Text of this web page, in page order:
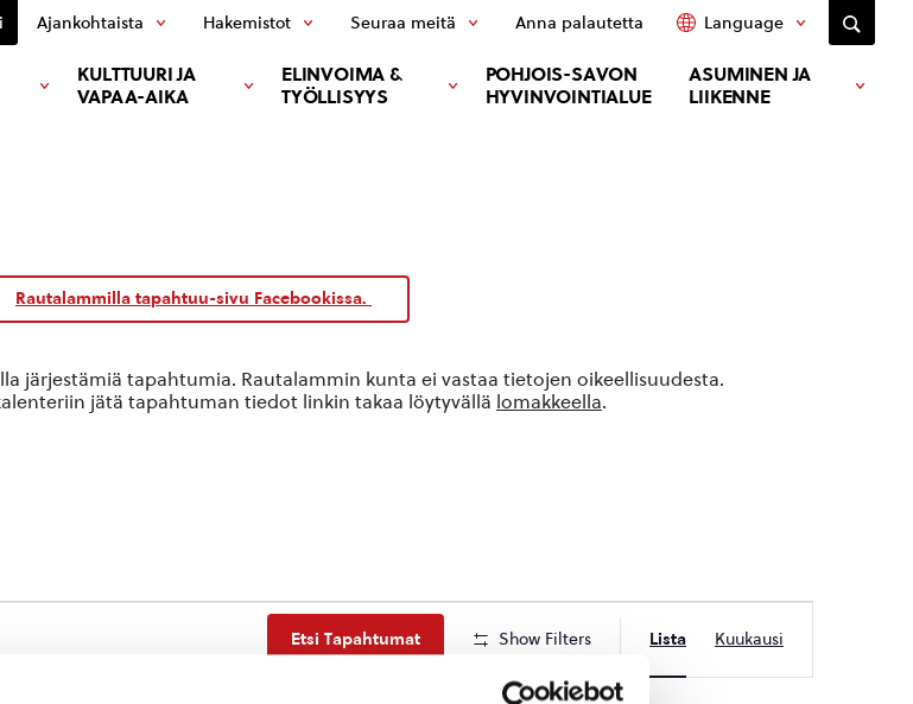
KULTTUURI JA
VAPAA-AIKA
ELINVOIMA &
TYÖLLISYYS
POHJOIS-SAVON
HYVINVOINTIALUE
ASUMINEN JA
LIIKENNE
Ajankohtaista Hakemistot Seuraa meitä Anna palautetta Language
Rautalammilla tapahtuu-sivu Facebookissa.
Etsi Tapahtumat Show Filters
Views
Navigation
Lista Kuukausi
järjestämiä tapahtumia. Rautalammin kunta ei vastaa tietojen oikeellisuudesta.
jätä tapahtuman tiedot linkin takaa löytyvällä lomakkeella.